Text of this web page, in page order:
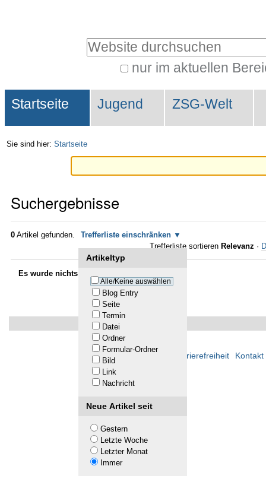
Direkt
zur
Navigation
Website durchsuchen
nur im aktuellen
Suche…
Sektionen
Startseite Jugend ZSG-Welt
Sie sind hier: Startseite
Suchergebnisse
0 Artikel gefunden. Trefferliste einschränken
Artikeltyp
Alle/Keine auswählen
Blog Entry
Seite
Termin
Datei
Ordner
Formular-Ordner
Bild
Link
Nachricht
Neue Artikel seit
Gestern
Letzte Woche
Letzter Monat
Immer
Trefferliste sortieren Relevanz ·
Es wurde nichts gefunden.
Barrierefreiheit Kontakt